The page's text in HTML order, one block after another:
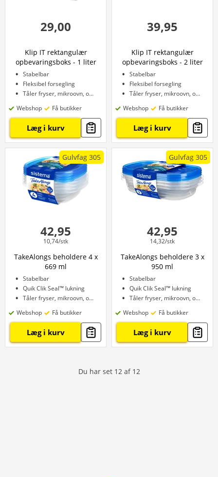
29,00
Klip IT rektangulær
opbevaringsboks - 1 liter
Stabelbar
Fleksibel forsegling
Tåler fryser, mikroovn, opvaskemaskine
Webshop
Få butikker
Læg i kurv
39,95
Klip IT rektangulær
opbevaringsboks - 2 liter
Stabelbar
Fleksibel forsegling
Tåler fryser, mikroovn, opvaskemaskine
Webshop
Få butikker
Læg i kurv
Gulvfag 305
42,95
10,74/stk
TakeAlongs beholdere 4 x
669 ml
Stabelbar
Quik Clik Seal™ lukning
Tåler fryser, mikroovn, opvaskemaskine
Webshop
Få butikker
Læg i kurv
Gulvfag 305
42,95
14,32/stk
TakeAlongs beholdere 3 x
950 ml
Stabelbar
Quik Clik Seal™ lukning
Tåler fryser, mikroovn, opvaskemaskine
Webshop
Få butikker
Læg i kurv
Du har set 12 af 12